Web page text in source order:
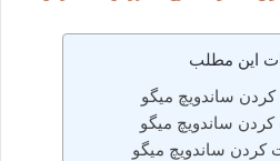
این مطلب
ساندویچ میگو
ساندویچ میگو
ساندویچ میگو